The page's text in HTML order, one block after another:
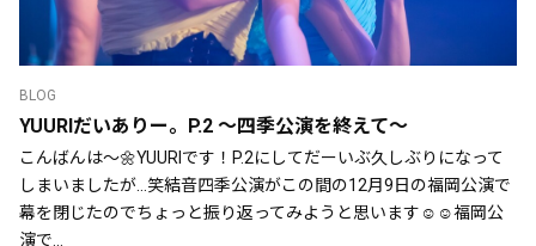
BLOG
YUURIだいありー。P.2 ～四季公演を終えて～
こんばんは〜🌼YUURIです！P.2にしてだーいぶ久しぶりになって
しまいましたが…笑結音四季公演がこの間の12月9日の福岡公演で
幕を閉じたのでちょっと振り返ってみようと思います☺️☺️福岡公
演で...